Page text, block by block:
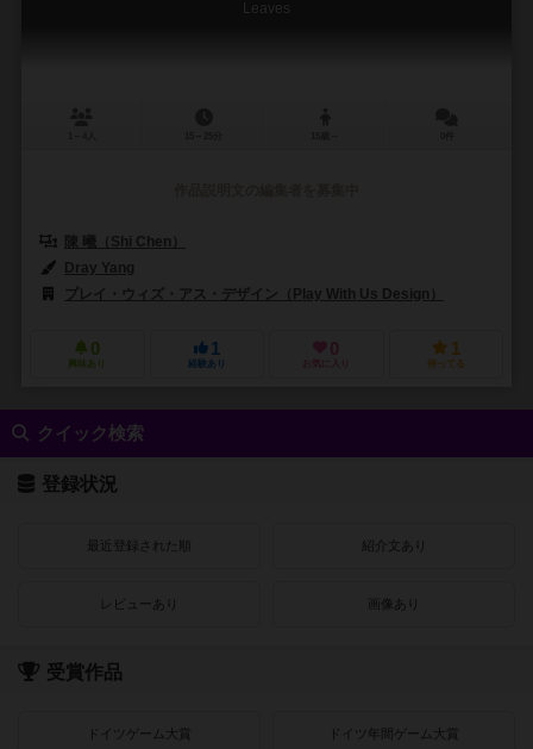
Leaves
陳 曦（Shi Chen）
Dray Yang
プレイ・ウィズ・アス・デザイン（Play With Us Design）
0
興味あり
1
経験あり
0
お気に入り
1
持ってる
クイック検索
登録状況
最近登録された順 紹介文あり
レビューあり 画像あり
受賞作品
ドイツゲーム大賞 ドイツ年間ゲーム大賞